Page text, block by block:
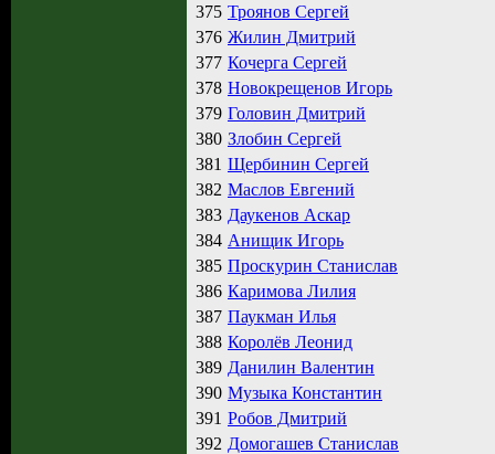
375 Троянов Сергей
376 Жилин Дмитрий
377 Кочерга Сергей
378 Новокрещенов Игорь
379 Головин Дмитрий
380 Злобин Сергей
381 Щербинин Сергей
382 Маслов Евгений
383 Даукенов Аскар
384 Анищик Игорь
385 Проскурин Станислав
386 Каримова Лилия
387 Паукман Илья
388 Королёв Леонид
389 Данилин Валентин
390 Музыка Константин
391 Робов Дмитрий
392 Домогашев Станислав